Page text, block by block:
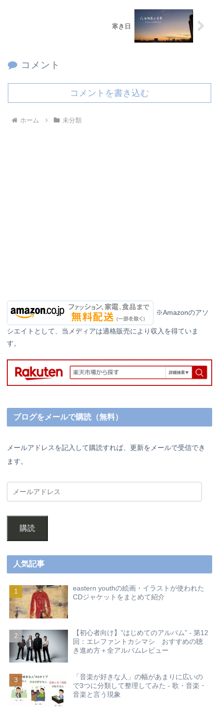
寒き日
コメント
コメントを書き込む
ホーム 未分類
※Amazonのアソ
シエイトとして、当メディアは適格販売により収入を得ていま
す。
ブログをメールで購読（無料）
メールアドレスを記入して購読すれば、更新をメールで受信でき
ます。
購読
人気記事
eastern youthの絵画・イラストが使われた
CDジャケットをまとめて紹介
【初心者向け】”はじめてのアルバム” - 第12
回：エレファントカシマシ おすすめの聴
き進め方＋全アルバムレビュー
「音楽が好きな人」の幅があまりに広いの
で3つに分類して整理してみた - 歌・音楽・
音楽と言う現象